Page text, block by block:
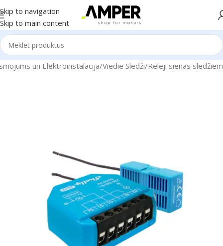
Skip to navigation
Skip to main content
un Elektroinstalācija/Viedie Slēdži/Releji sienas slēdžiem